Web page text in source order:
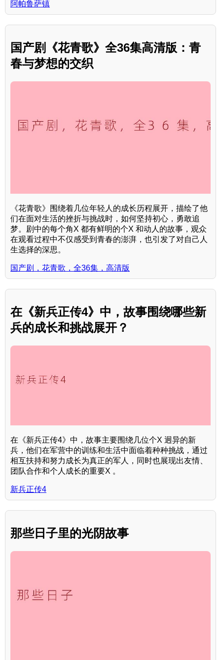
阿帕鲁萨镇
国产剧《花青歌》全36集高清版：青
春与梦想的交织
《花青歌》围绕着几位年轻人的成长历程展开，描绘了他
们在面对生活的挫折与挑战时，如何坚持初心，勇敢追
梦。剧中的每个角X 都有鲜明的个X 和动人的故事，观众
在观看过程中不仅感受到青春的澎湃，也引发了对自己人
生选择的深思。
国产剧，花青歌，全36集，高清版
在《新兵正传4》中，故事围绕哪些新
兵的成长和挑战展开？
在《新兵正传4》中，故事主要围绕几位个X 迥异的新
兵，他们在军营中的训练和生活中面临着种种挑战，通过
相互扶持和努力成长为真正的军人，同时也展现出友情、
团队合作和个人成长的重要X 。
新兵正传4
那些日子里的光阴故事